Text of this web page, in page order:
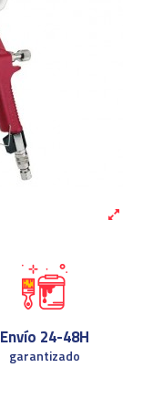
Envío 24-48H
garantizado